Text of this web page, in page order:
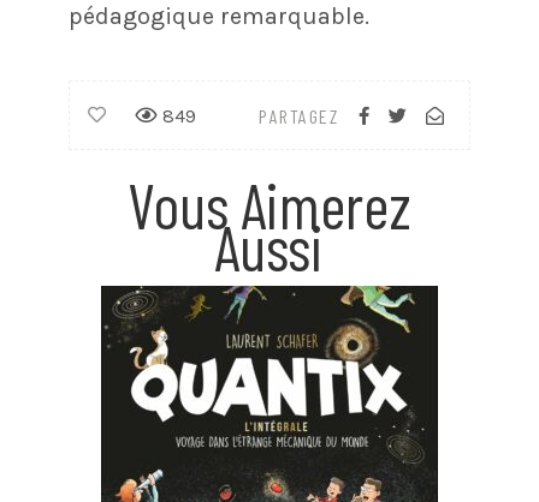
pédagogique remarquable.
PARTAGEZ
849
Vous Aimerez
Aussi